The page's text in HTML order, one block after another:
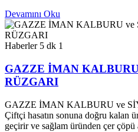
Devamını Oku
Haberler 5 dk 1
GAZZE İMAN
RÜZGARI
GAZZE İMAN KALBURU ve
Çiftçi hasatın sonuna doğru kalan
geçirir ve sağlam üründen çer çöpü